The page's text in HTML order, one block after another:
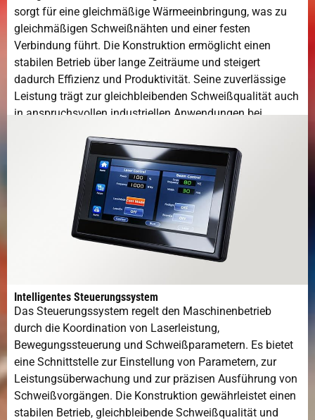
sorgt für eine gleichmäßige Wärmeeinbringung, was zu
gleichmäßigen Schweißnähten und einer festen
Verbindung führt. Die Konstruktion ermöglicht einen
stabilen Betrieb über lange Zeiträume und steigert
dadurch Effizienz und Produktivität. Seine zuverlässige
Leistung trägt zur gleichbleibenden Schweißqualität auch
in anspruchsvollen industriellen Anwendungen bei.
Intelligentes Steuerungssystem
Das Steuerungssystem regelt den Maschinenbetrieb
durch die Koordination von Laserleistung,
Bewegungssteuerung und Schweißparametern. Es bietet
eine Schnittstelle zur Einstellung von Parametern, zur
Leistungsüberwachung und zur präzisen Ausführung von
Schweißvorgängen. Die Konstruktion gewährleistet einen
stabilen Betrieb, gleichbleibende Schweißqualität und